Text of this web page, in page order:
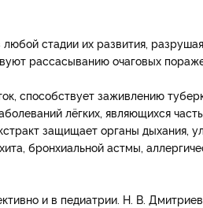
стадии их развития,
рассасыванию очаговых
способствует заживлению
лёгких, являющихся
защищает органы дыхания,
бронхиальной астмы,
и в педиатрии. Н. В.